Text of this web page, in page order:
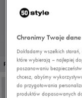
PROMO: DO -30%
Chronimy Twoje dane
Dokładamy wszelkich
które wybierają – najlepiej
poszanowaniu
chcesz, abyśmy
do przygotowania
produktów dopasowanych